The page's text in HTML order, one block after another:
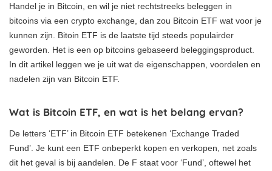
Handel je in Bitcoin, en wil je niet rechtstreeks beleggen in
bitcoins via een crypto exchange, dan zou Bitcoin ETF wat voor je
kunnen zijn. Bitoin ETF is de laatste tijd steeds populairder
geworden. Het is een op bitcoins gebaseerd beleggingsproduct.
In dit artikel leggen we je uit wat de eigenschappen, voordelen en
nadelen zijn van Bitcoin ETF.
Wat is Bitcoin ETF, en wat is het belang ervan?
De letters ‘ETF’ in Bitcoin ETF betekenen ‘Exchange Traded
Fund’. Je kunt een ETF onbeperkt kopen en verkopen, net zoals
dit het geval is bij aandelen. De F staat voor ‘Fund’, oftewel het